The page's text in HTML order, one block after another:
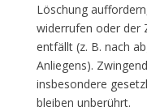
Löschung
widerrufen oder der
entfällt (z. B. nach
Anliegens).
insbesondere
bleiben unberührt.